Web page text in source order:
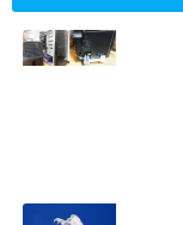
ド対応